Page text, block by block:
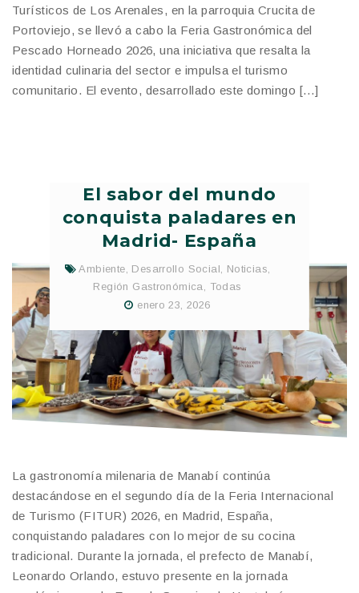
Turísticos de Los Arenales, en la parroquia Crucita de
Portoviejo, se llevó a cabo la Feria Gastronómica del
Pescado Horneado 2026, una iniciativa que resalta la
identidad culinaria del sector e impulsa el turismo
comunitario. El evento, desarrollado este domingo […]
El sabor del mundo
conquista paladares en
Madrid- España
Ambiente, Desarrollo Social, Noticias,
Región Gastronómica, Todas
enero 23, 2026
La gastronomía milenaria de Manabí continúa
destacándose en el segundo día de la Feria Internacional
de Turismo (FITUR) 2026, en Madrid, España,
conquistando paladares con lo mejor de su cocina
tradicional. Durante la jornada, el prefecto de Manabí,
Leonardo Orlando, estuvo presente en la jornada